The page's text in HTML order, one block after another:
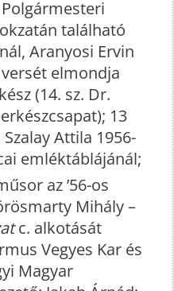
található
Aranyosi Ervin
elmondja
(14. sz. Dr.
13
Attila 1956-
emléktáblájánál;
az ’56-os
Mihály –
c. alkotását
Vegyes Kar és
Magyar